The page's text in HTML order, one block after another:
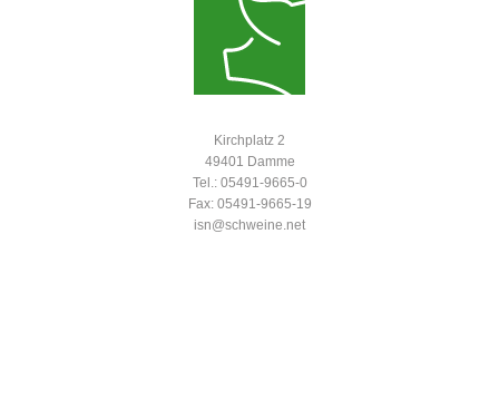
Kirchplatz 2
49401 Damme
Tel.: 05491-9665-0
Fax: 05491-9665-19
isn@schweine.net